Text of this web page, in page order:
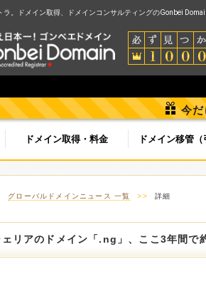
ラ。ドメイン取得、ドメインコンサルティングのGonbei
今
ドメイン取得・料金 ドメイン移管（
グローバルドメインニュース 一覧 >> 詳細
リアのドメイン「.ng」、ここ3年間で